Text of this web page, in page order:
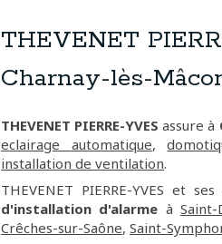
THEVENET
Charnay-lès-
THEVENET PIERRE-YVES assure à
eclairage automatique,
installation de ventilation.
THEVENET PIERRE-YVES et
d'installation d'alarme à Saint-
Crêches-sur-Saône,Saint-